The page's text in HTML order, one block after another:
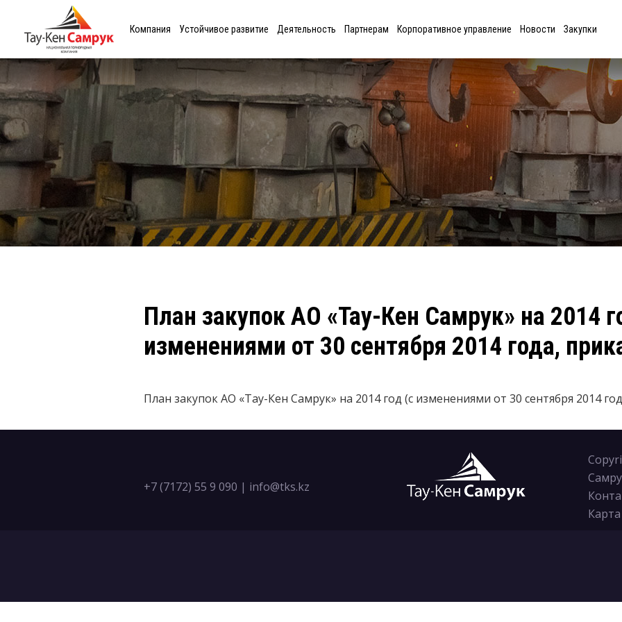
Компания Устойчивое развитие Деятельность Партнерам Корпоративное управление Новости Закупки
План закупок АО «Тау-Кен Самрук» на 2014
изменениями от 30 сентября 2014 года,
План закупок АО «Тау-Кен Самрук» на 2014 год (с изменениями от 30 сентября 2014
+7 (7172) 55 9 090 | info@tks.kz